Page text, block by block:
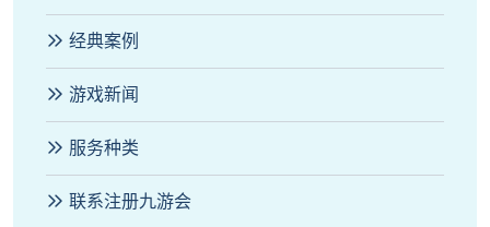
经典案例
游戏新闻
服务种类
联系注册九游会